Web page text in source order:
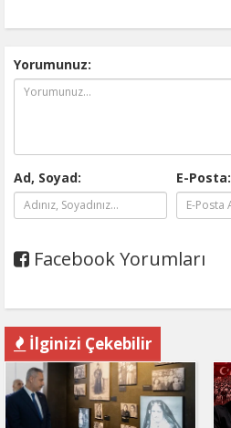
Yorumunuz:
Ad, Soyad: E-Posta:
Facebook Yorumları
İlginizi Çekebilir